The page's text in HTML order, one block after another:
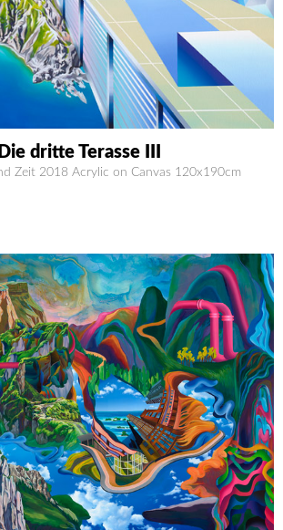
Die dritte Terasse III
Zeit 2018 Acrylic on Canvas 120x190cm